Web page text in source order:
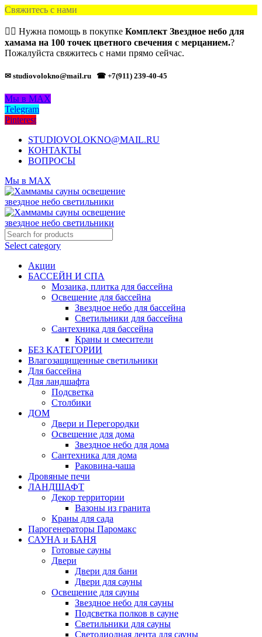
Свяжитесь с нами
🙋‍♂️ Нужна помощь в покупке Комплект Звездное небо для
хамама на 100 точек цветного свечения с мерцанием.?
Пожалуйста свяжитесь с нами прямо сейчас.
✉ studiovolokno@mail.ru ☎ +7(911) 239-40-45
Мы в MAX
Telegram
Pinterest
STUDIOVOLOKNO@MAIL.RU
КОНТАКТЫ
ВОПРОСЫ
Мы в MAX
Select category
Акции
БАССЕЙН И СПА
Мозаика, плитка для бассейна
Освещение для бассейна
Звездное небо для бассейна
Светильники для бассейна
Сантехника для бассейна
Краны и смесители
БЕЗ КАТЕГОРИИ
Влагозащищенные светильники
Для бассейна
Для ландшафта
Подсветка
Столбики
ДОМ
Двери и Перегородки
Освещение для дома
Звездное небо для дома
Сантехника для дома
Раковина-чаша
Дровяные печи
ЛАНДШАФТ
Декор территории
Вазоны из гранита
Краны для сада
Парогенераторы Паромакс
САУНА и БАНЯ
Готовые сауны
Двери
Двери для бани
Двери для сауны
Освещение для сауны
Звездное небо для сауны
Подсветка полков в сауне
Светильники для сауны
Светодиодная лента для сауны